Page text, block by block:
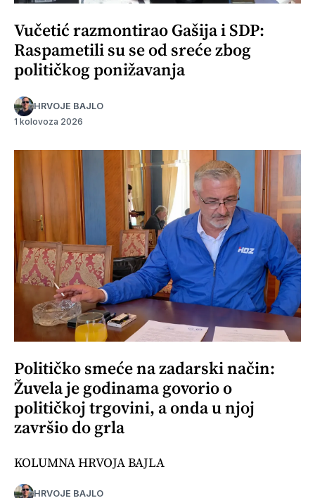
Vučetić razmontirao Gašija i SDP:
Raspametili su se od sreće zbog
političkog ponižavanja
HRVOJE BAJLO
1 kolovoza 2026
Političko smeće na zadarski način:
Žuvela je godinama govorio o
političkoj trgovini, a onda u njoj
završio do grla
KOLUMNA HRVOJA BAJLA
HRVOJE BAJLO